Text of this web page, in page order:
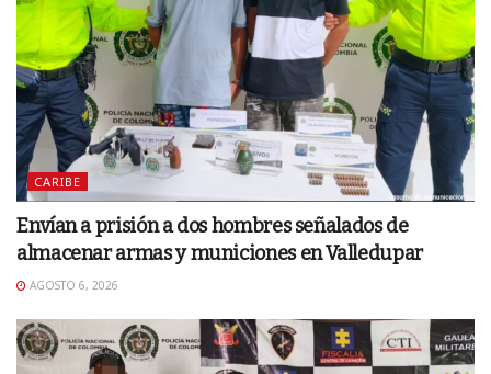
CARIBE
Envían a prisión a dos hombres señalados de
almacenar armas y municiones en Valledupar
AGOSTO 6, 2026